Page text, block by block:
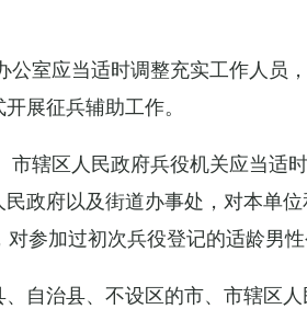
室应当适时调整充实工作人员
展征兵辅助工作。
辖区人民政府兵役机关应当适
政府以及街道办事处，对本单
参加过初次兵役登记的适龄男性
自治县、不设区的市、市辖区